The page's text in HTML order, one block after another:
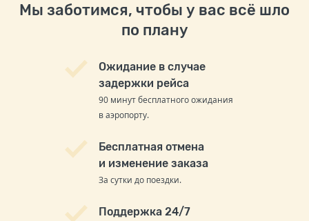
Мы заботимся, чтобы у вас всё шло
по плану
Ожидание в случае
задержки рейса
90 минут бесплатного ожидания
в аэропорту.
Бесплатная отмена
и изменение заказа
За сутки до поездки.
Поддержка 24/7